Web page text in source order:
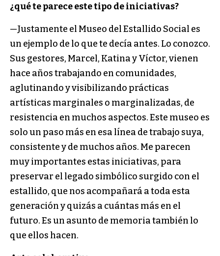
¿qué te parece este tipo de iniciativas?
—Justamente el Museo del Estallido Social es
un ejemplo de lo que te decía antes. Lo conozco.
Sus gestores, Marcel, Katina y Víctor, vienen
hace años trabajando en comunidades,
aglutinando y visibilizando prácticas
artísticas marginales o marginalizadas, de
resistencia en muchos aspectos. Este museo es
solo un paso más en esa línea de trabajo suya,
consistente y de muchos años. Me parecen
muy importantes estas iniciativas, para
preservar el legado simbólico surgido con el
estallido, que nos acompañará a toda esta
generación y quizás a cuántas más en el
futuro. Es un asunto de memoria también lo
que ellos hacen.